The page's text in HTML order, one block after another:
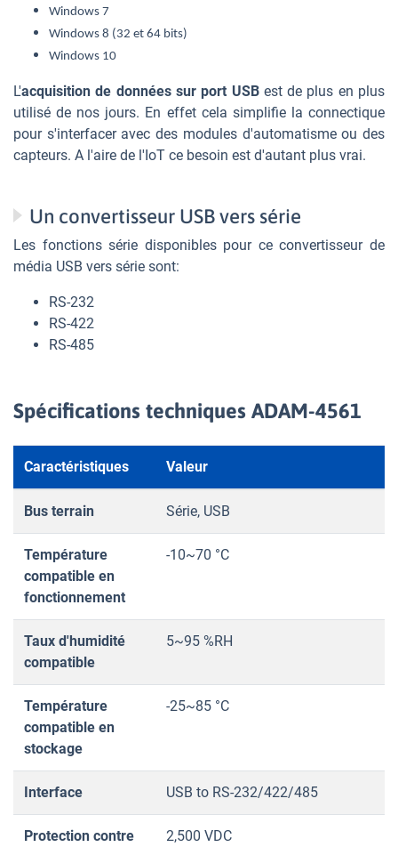
Windows 7
Windows 8 (32 et 64 bits)
Windows 10
L'acquisition de données sur port USBest de plus en plus
utilisé de nos jours. En effet cela simplifie la connectique
pour s'interfacer avec des modules d'automatisme ou des
capteurs. A l'aire de l'IoT ce besoin est d'autant plus vrai.
Un convertisseur USB vers série
Les fonctions série disponibles pour ce convertisseur de
média USB vers série sont:
RS-232
RS-422
RS-485
Spécifications techniques ADAM-4561
Caractéristiques Valeur
Bus terrain Série, USB
Température
compatible en
fonctionnement
-10~70 °C
Taux d'humidité
compatible
5~95 %RH
Température
compatible en
stockage
-25~85 °C
Interface USB to RS-232/422/485
Protection contre
2,500 VDC